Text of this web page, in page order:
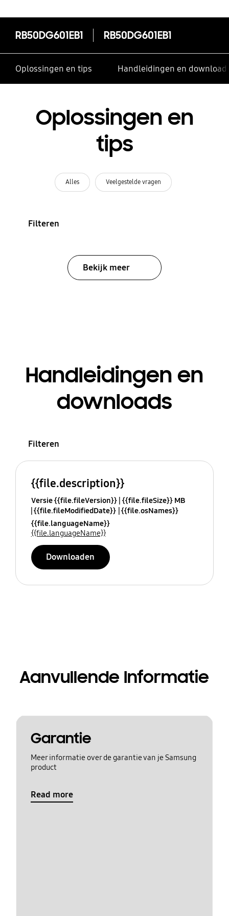
RB50DG601EB1 RB50DG601EB1
Oplossingen en tips Handleidingen en
Oplossingen en
tips
Alles Veelgestelde vragen
Filteren
Bekijk meer
Handleidingen en
downloads
Filteren
{{file.description}}
Versie {{file.fileVersion}} {{file.fileSize}} MB
{{file.fileModifiedDate}} {{file.osNames}}
{{file.languageName}}
{{file.languageName}}
Downloaden
Aanvullende Informatie
Garantie
Meer informatie over de garantie van je Samsung
product
Read more